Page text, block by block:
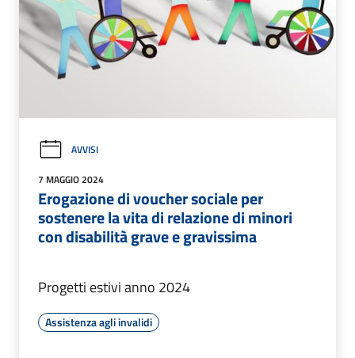
AVVISI
7 MAGGIO 2024
Erogazione di voucher sociale per
sostenere la vita di relazione di minori
con disabilità grave e gravissima
Progetti estivi anno 2024
Assistenza agli invalidi